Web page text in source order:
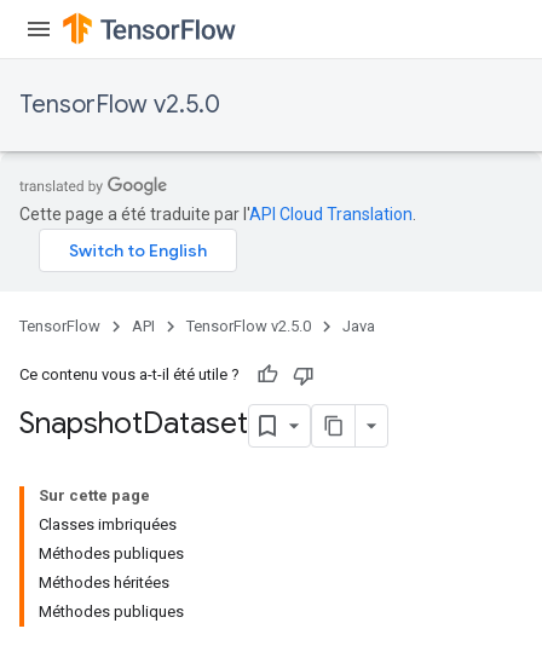
TensorFlow v2.5.0
Cette page a été traduite par l'API Cloud Translation
TensorFlow API TensorFlow v2.5.0 Java
Ce contenu vous a-t-il été utile ?
SnapshotDataset
Sur cette page
Classes imbriquées
Méthodes publiques
Méthodes héritées
Méthodes publiques